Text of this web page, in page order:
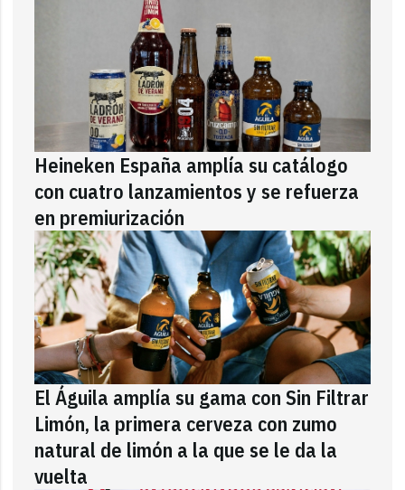
Heineken España amplía su catálogo
con cuatro lanzamientos y se refuerza
en premiurización
El Águila amplía su gama con Sin Filtrar
Limón, la primera cerveza con zumo
natural de limón a la que se le da la
vuelta